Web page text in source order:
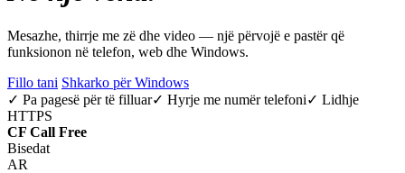
Mesazhe, thirrje me zë dhe video — një përvojë e pastër që
funksionon në telefon, web dhe Windows.
Fillo tani Shkarko për Windows
✓ Pa pagesë për të filluar✓ Hyrje me numër telefoni✓ Lidhje
HTTPS
CF Call Free
Bisedat
AR